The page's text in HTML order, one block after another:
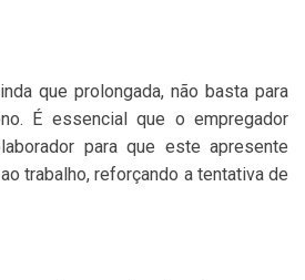
que prolongada, não basta para
É essencial que o empregador
para que este apresente
trabalho, reforçando a tentativa de